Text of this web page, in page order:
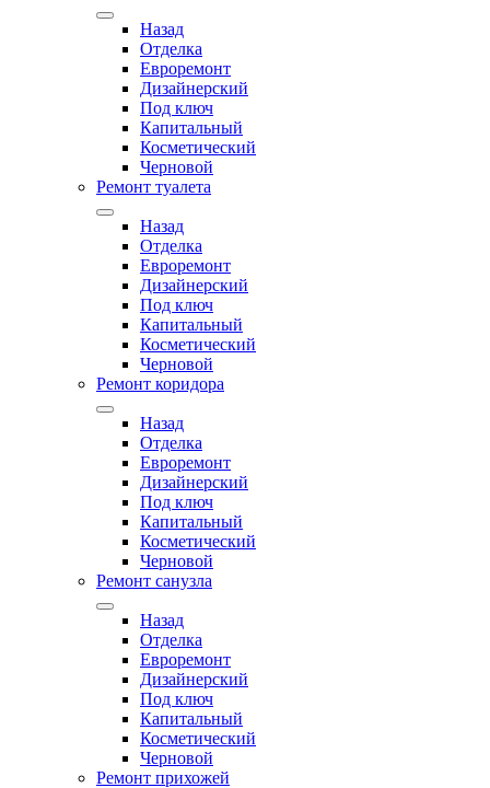
Назад
Отделка
Евроремонт
Дизайнерский
Под ключ
Капитальный
Косметический
Черновой
Ремонт туалета
Назад
Отделка
Евроремонт
Дизайнерский
Под ключ
Капитальный
Косметический
Черновой
Ремонт коридора
Назад
Отделка
Евроремонт
Дизайнерский
Под ключ
Капитальный
Косметический
Черновой
Ремонт санузла
Назад
Отделка
Евроремонт
Дизайнерский
Под ключ
Капитальный
Косметический
Черновой
Ремонт прихожей